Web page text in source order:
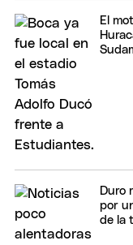
El
Duro
por
de la